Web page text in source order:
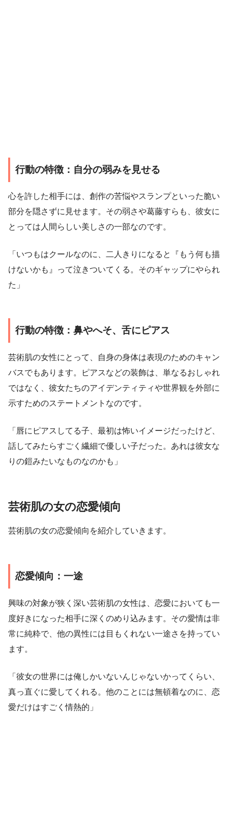
行動の特徴：自分の弱みを見せる
心を許した相手には、創作の苦悩やスランプといった脆い
部分を隠さずに見せます。その弱さや葛藤すらも、彼女に
とっては人間らしい美しさの一部なのです。
「いつもはクールなのに、二人きりになると『もう何も描
けないかも』って泣きついてくる。そのギャップにやられ
た」
行動の特徴：鼻やへそ、舌にピアス
芸術肌の女性にとって、自身の身体は表現のためのキャン
バスでもあります。ピアスなどの装飾は、単なるおしゃれ
ではなく、彼女たちのアイデンティティや世界観を外部に
示すためのステートメントなのです。
「唇にピアスしてる子、最初は怖いイメージだったけど、
話してみたらすごく繊細で優しい子だった。あれは彼女な
りの鎧みたいなものなのかも」
芸術肌の女の恋愛傾向
芸術肌の女の恋愛傾向を紹介していきます。
恋愛傾向：一途
興味の対象が狭く深い芸術肌の女性は、恋愛においても一
度好きになった相手に深くのめり込みます。その愛情は非
常に純粋で、他の異性には目もくれない一途さを持ってい
ます。
「彼女の世界には俺しかいないんじゃないかってくらい、
真っ直ぐに愛してくれる。他のことには無頓着なのに、恋
愛だけはすごく情熱的」